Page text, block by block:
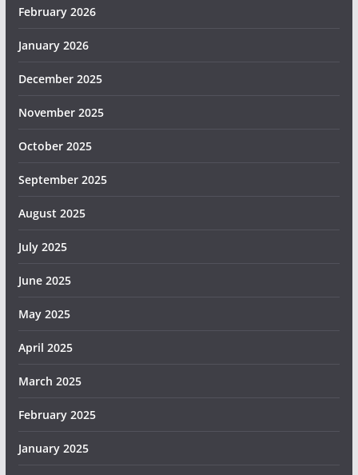
February 2026
January 2026
December 2025
November 2025
October 2025
September 2025
August 2025
July 2025
June 2025
May 2025
April 2025
March 2025
February 2025
January 2025